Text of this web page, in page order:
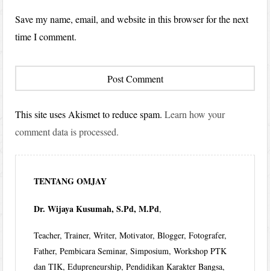
Save my name, email, and website in this browser for the next
time I comment.
This site uses Akismet to reduce spam.Learn how your
comment data is processed.
TENTANG OMJAY
Dr. Wijaya Kusumah, S.Pd, M.Pd,
Teacher, Trainer, Writer, Motivator, Blogger, Fotografer,
Father, Pembicara Seminar, Simposium, Workshop PTK
dan TIK, Edupreneurship, Pendidikan Karakter Bangsa,